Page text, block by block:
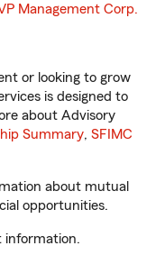
Management Corp.
or looking to grow
is designed to
about Advisory
Summary, SFIMC
about mutual
opportunities.
information.